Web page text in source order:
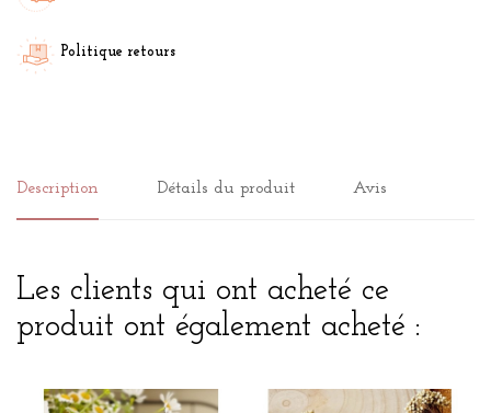
Politique retours
Description Détails du produit Avis
Les clients qui ont acheté ce
produit ont également acheté :